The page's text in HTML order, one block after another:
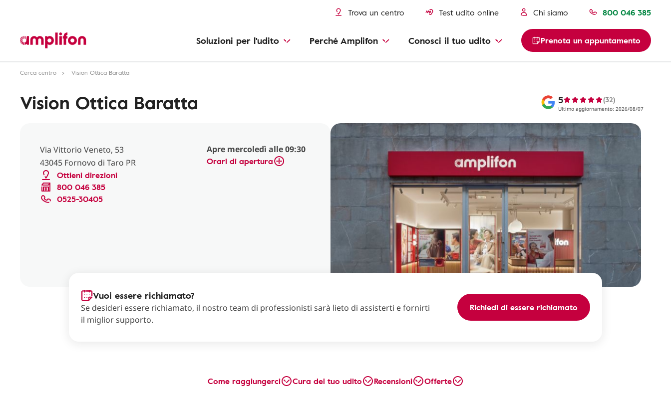
Trova un centro Test udito online Chi siamo 800 046 385
Soluzioni per l'udito Perché Amplifon Conosci il tuo udito Prenota un appuntamento
Cerca centro Vision Ottica Baratta
Vision Ottica Baratta 5 (32)
Ultimo aggiornamento: 2026/08/07
Via Vittorio Veneto, 53
43045 Fornovo di Taro PR
Ottieni direzioni
800 046 385
0525-30405
Apre mercoledì alle 09:30
Orari di apertura
Vuoi essere richiamato?
Se desideri essere richiamato, il nostro team di professionisti sarà lieto di assisterti e fornirti
il miglior supporto.
Richiedi di essere richiamato
Come raggiungerci Cura del tuo udito Recensioni Offerte